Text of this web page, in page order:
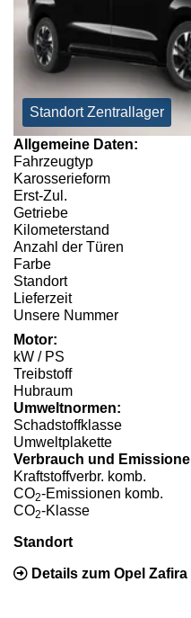
Standort Zentrallager
Allgemeine Daten:
Fahrzeugtyp
Karosserieform
Erst-Zul.
Getriebe
Kilometerstand
Anzahl der Türen
Farbe
Standort
Lieferzeit
Unsere Nummer
Motor:
kW / PS
Treibstoff
Hubraum
Umweltnormen:
Schadstoffklasse
Umweltplakette
Verbrauch und
Kraftstoffverbr. komb.
CO2-Emissionen komb.
CO2-Klasse
Standort
Details zum Opel